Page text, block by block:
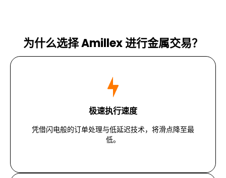
为什么选择 Amillex 进行金属交易？
极速执行速度
凭借闪电般的订单处理与低延迟技术，将滑点降至最
低。